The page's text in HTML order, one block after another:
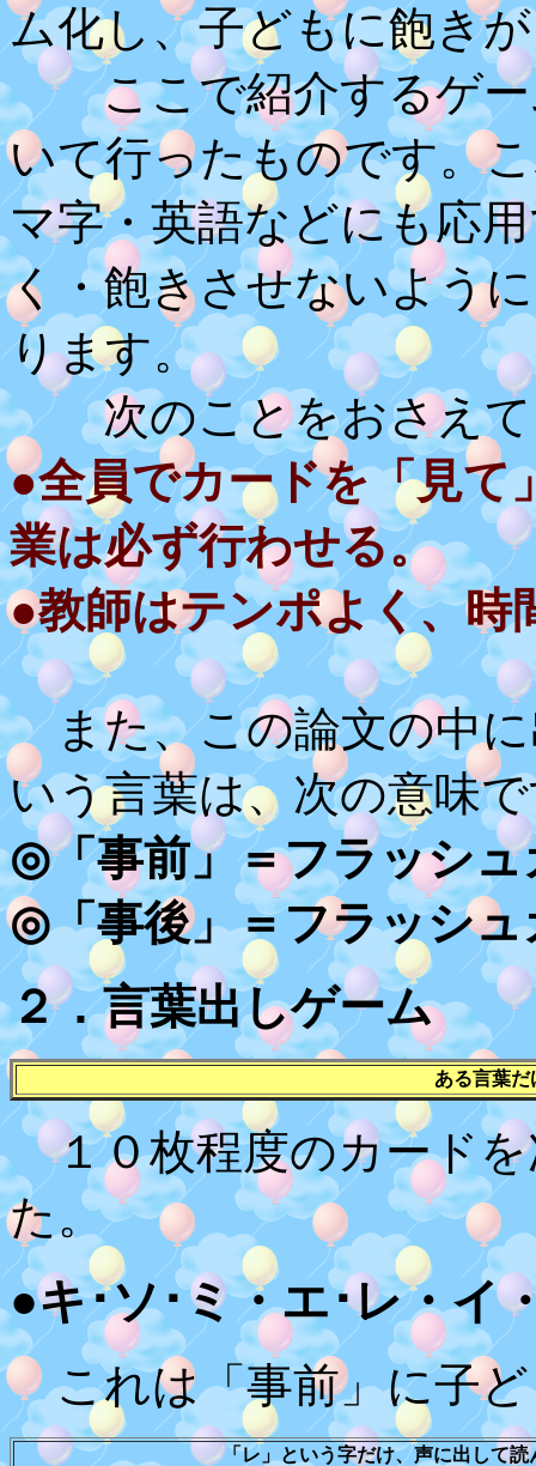
ム化し、子どもに飽き
ここで紹介するゲー
いて行ったものです。
マ字・英語などにも応
く・飽きさせないよう
ります。
次のことをおさえて
●全員でカードを「見て
業は必ず行わせる。
●教師はテンポよく、時
また、この論文の中に
いう言葉は、次の意味
◎「事前」＝フラッシ
◎「事後」＝フラッシ
２．言葉出しゲーム
ある言葉
１０枚程度のカードを
た。
●キ･ソ･ミ・エ･レ・イ
これは「事前」に子ど
「レ」という字だけ、声に出して